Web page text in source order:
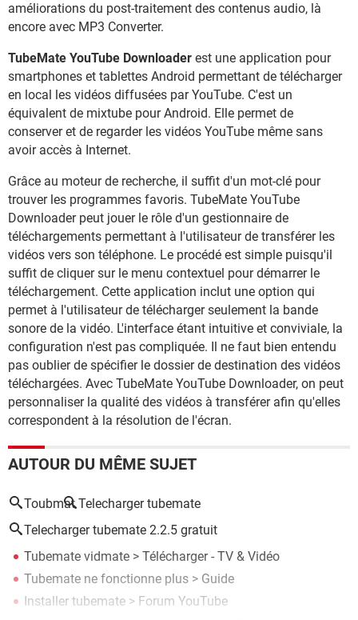
améliorations du post-traitement des contenus audio, là
encore avec MP3 Converter.
TubeMate YouTube Downloader est une application pour
smartphones et tablettes Android permettant de télécharger
en local les vidéos diffusées par YouTube. C'est un
équivalent de mixtube pour Android. Elle permet de
conserver et de regarder les vidéos YouTube même sans
avoir accès à Internet.
Grâce au moteur de recherche, il suffit d'un mot-clé pour
trouver les programmes favoris. TubeMate YouTube
Downloader peut jouer le rôle d'un gestionnaire de
téléchargements permettant à l'utilisateur de transférer les
vidéos vers son téléphone. Le procédé est simple puisqu'il
suffit de cliquer sur le menu contextuel pour démarrer le
téléchargement. Cette application inclut une option qui
permet à l'utilisateur de télécharger seulement la bande
sonore de la vidéo. L'interface étant intuitive et conviviale, la
configuration n'est pas compliquée. Il ne faut bien entendu
pas oublier de spécifier le dossier de destination des vidéos
téléchargées. Avec TubeMate YouTube Downloader, on peut
personnaliser la qualité des vidéos à transférer afin qu'elles
correspondent à la résolution de l'écran.
AUTOUR DU MÊME SUJET
Toubmat Telecharger tubemate
Telecharger tubemate 2.2.5 gratuit
Tubemate vidmate > Télécharger - TV & Vidéo
Tubemate ne fonctionne plus > Guide
Installer tubemate > Forum YouTube